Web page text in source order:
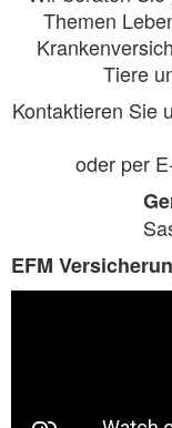
Themen
Tiere
Kontaktieren Sie
oder per
EFM